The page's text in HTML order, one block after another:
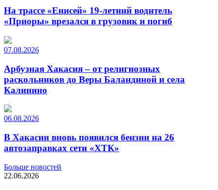
На трассе «Енисей» 19-летний водитель
«Приоры» врезался в грузовик и погиб
07.08.2026
Арбузная Хакасия – от религиозных
раскольников до Веры Баландиной и села
Калинино
06.08.2026
В Хакасии вновь появился бензин на 26
автозаправках сети «ХТК»
Больше новостей
22.06.2026